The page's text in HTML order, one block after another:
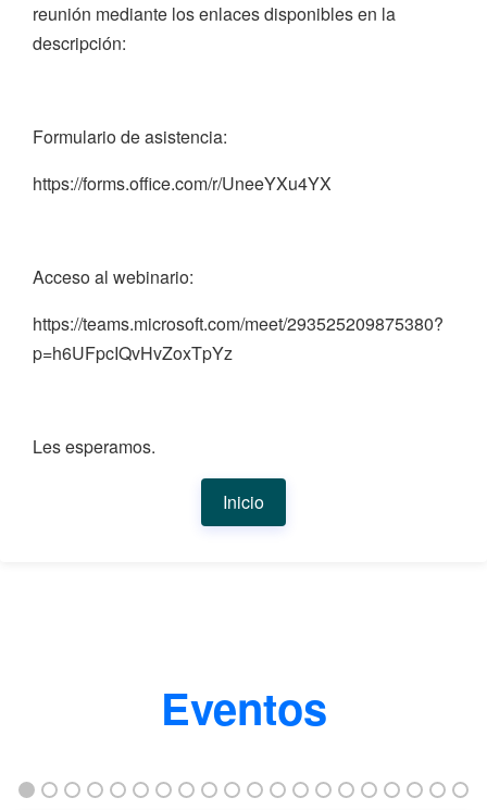
reunión mediante los enlaces disponibles en la
descripción:
Formulario de asistencia:
https://forms.office.com/r/UneeYXu4YX
Acceso al webinario:
https://teams.microsoft.com/meet/293525209875380?
p=h6UFpcIQvHvZoxTpYz
Les esperamos.
Inicio
Eventos